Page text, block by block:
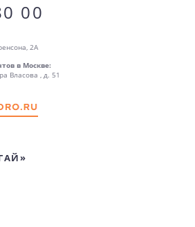
00
2А
в Москве:
Власова , д. 51